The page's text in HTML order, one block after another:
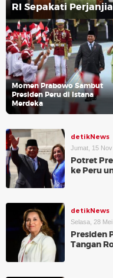
RI Sepakati
Momen Prabowo Sambut
Presiden Peru di Istana
Merdeka
detikNews
Jumat, 15
Potret
ke Peru
detikNews
Selasa, 28
Presiden
Tangan